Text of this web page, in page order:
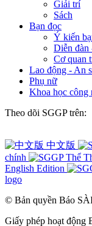
Giải trí
Sách
Bạn đọc
Ý kiến
Diễn đàn
Cơ quan
Lao động - An
Phụ nữ
Khoa học công
Theo dõi SGGP trên:
中文版
chính
English Edition
logo
© Bản quyền Báo
Giấy phép hoạt động